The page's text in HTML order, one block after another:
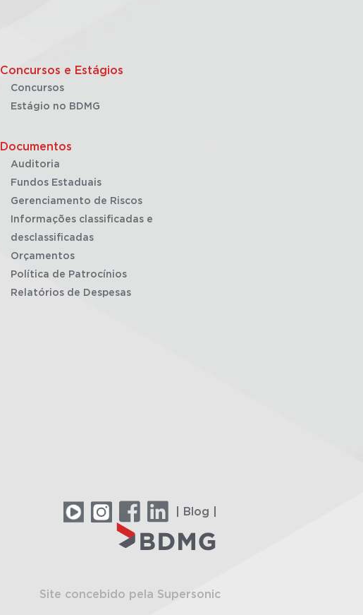
Concursos e Estágios
Concursos
Estágio no BDMG
Documentos
Auditoria
Fundos Estaduais
Gerenciamento de Riscos
Informações classificadas e
desclassificadas
Orçamentos
Política de Patrocínios
Relatórios de Despesas
| Blog |
Site concebido pela Supersonic